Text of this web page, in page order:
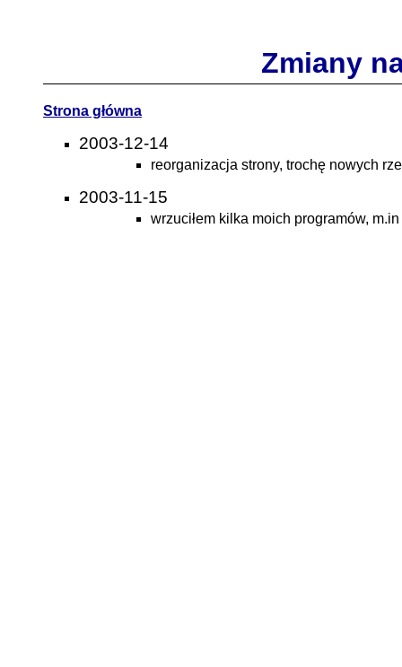
Zmiany
Strona główna
2003-12-14
reorganizacja strony, trochę nowych
2003-11-15
wrzuciłem kilka moich programów,